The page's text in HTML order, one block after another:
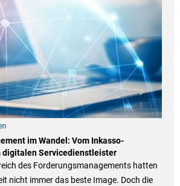
im Wandel: Vom Inkasso-
digitalen Servicedienstleister
des Forderungsmanagements hatten
nicht immer das beste Image. Doch die